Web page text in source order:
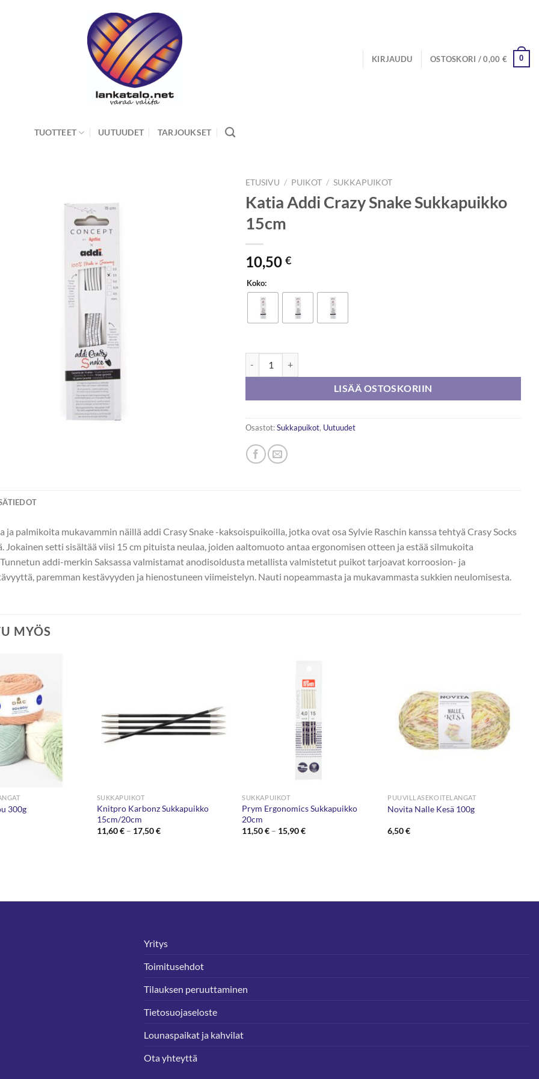
KIRJAUDU OSTOSKORI /0,00 € 0
TUOTTEET UUTUUDET TARJOUKSET
ETUSIVU / PUIKOT / SUKKAPUIKOT
Katia Addi Crazy Snake Sukkapuikko
15cm
10,50 €
Koko:
LISÄÄ OSTOSKORIIN
Osastot:Sukkapuikot, Uutuudet
ja palmikoita mukavammin näillä addi Crasy Snake -kaksoispuikoilla, jotka ovat osa Sylvie Raschin kanssa tehtyä Crasy Socks
Jokainen setti sisältää viisi 15 cm pituista neulaa, joiden aaltomuoto antaa ergonomisen otteen ja estää silmukoita
addi-merkin Saksassa valmistamat anodisoidusta metallista valmistetut puikot tarjoavat korroosion- ja
paremman kestävyyden ja hienostuneen viimeistelyn. Nauti nopeammasta ja mukavammasta sukkien neulomisesta.
MYÖS
300g
SUKKAPUIKOT
Knitpro Karbonz Sukkapuikko
15cm/20cm
11,60€ – 17,50€Hintaluokka:
SUKKAPUIKOT
Prym Ergonomics Sukkapuikko
20cm
11,50€ – 15,90€Hintaluokka:
PUUVILLASEKOITELANGAT
Novita Nalle Kesä 100g
6,50€
Yritys
Toimitusehdot
Tilauksen peruuttaminen
Tietosuojaseloste
Lounaspaikat ja kahvilat
Ota yhteyttä